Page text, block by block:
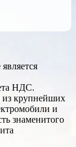
НДС.
крупнейших
и
знаменитого